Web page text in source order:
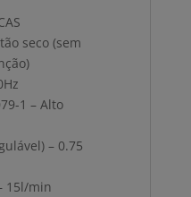
seco (sem
1 – Alto
– 0.75
15l/min